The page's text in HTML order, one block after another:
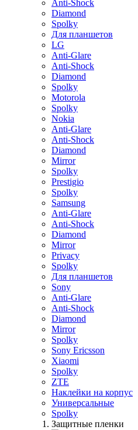
Anti-Shock
Diamond
Spolky
Для планшетов
LG
Anti-Glare
Anti-Shock
Diamond
Spolky
Motorola
Spolky
Nokia
Anti-Glare
Anti-Shock
Diamond
Mirror
Spolky
Prestigio
Spolky
Samsung
Anti-Glare
Anti-Shock
Diamond
Mirror
Privacy
Spolky
Для планшетов
Sony
Anti-Glare
Anti-Shock
Diamond
Mirror
Spolky
Sony Ericsson
Xiaomi
Spolky
ZTE
Наклейки на корпус
Универсальные
Spolky
Защитные пленки